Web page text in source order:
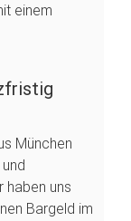
einem
München
haben uns
Bargeld im